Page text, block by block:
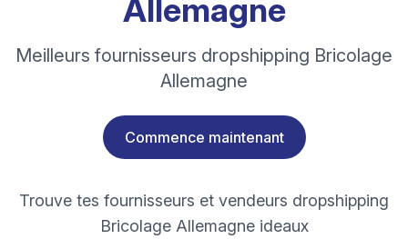
Allemagne
Meilleurs fournisseurs dropshipping Bricolage
Allemagne
Commence maintenant
Trouve tes fournisseurs et vendeurs dropshipping
Bricolage Allemagne ideaux